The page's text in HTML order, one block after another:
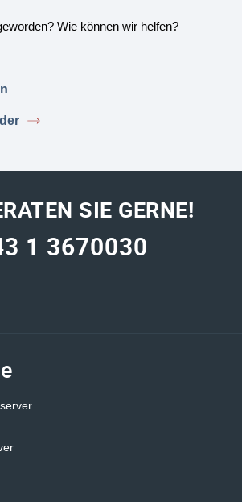
Wie können wir helfen?
SIE GERNE!
1 3670030